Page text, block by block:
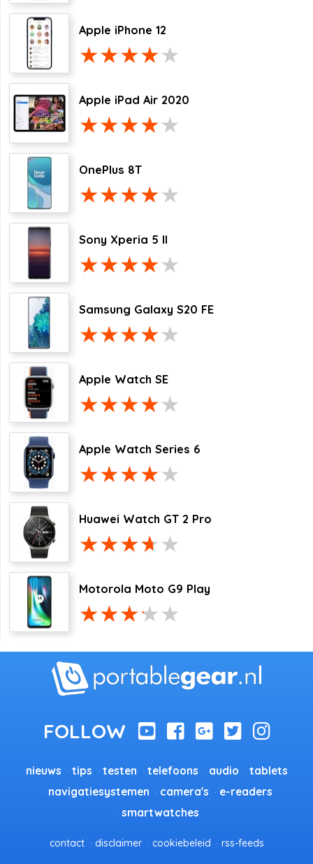
Apple iPhone 12
Apple iPad Air 2020
OnePlus 8T
Sony Xperia 5 II
Samsung Galaxy S20 FE
Apple Watch SE
Apple Watch Series 6
Huawei Watch GT 2 Pro
Motorola Moto G9 Play
nieuws tips testen telefoons audio
tablets
navigatiesystemen
camera's
e-readers
smartwatches
contact disclaimer cookiebeleid rss-feeds